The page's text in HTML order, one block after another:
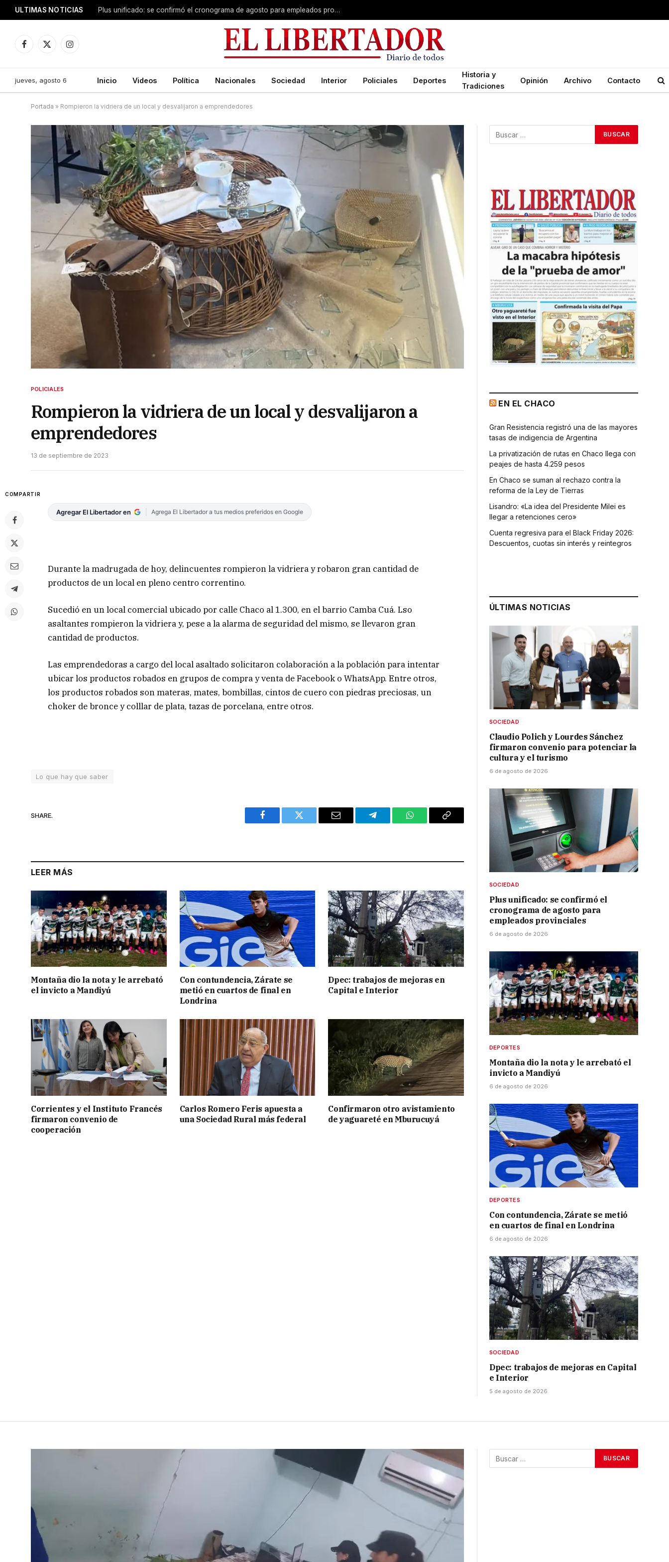
ULTIMAS NOTICIAS Montaña dio la nota y le arrebató el invicto a Mandiyú
Facebook
X
Instagram
jueves, agosto 6 Inicio Videos Política Nacionales Sociedad Interior Policiales Deportes
Historia y
Tradiciones
Opinión Archivo Contacto
Portada » Rompieron la vidriera de un local y desvalijaron a emprendedores
POLICIALES
Rompieron la vidriera de un local y desvalijaron a
emprendedores
13 de septiembre de 2023
COMPARTIR
Agregar El Libertador en Agrega El Libertador a tus medios preferidos en Google
Durante la madrugada de hoy, delincuentes rompieron la vidriera y robaron gran cantidad de
productos de un local en pleno centro correntino.
Sucedió en un local comercial ubicado por calle Chaco al 1.300, en el barrio Camba Cuá. Lso
asaltantes rompieron la vidriera y, pese a la alarma de seguridad del mismo, se llevaron gran
cantidad de productos.
Las emprendedoras a cargo del local asaltado solicitaron colaboración a la población para intentar
ubicar los productos robados en grupos de compra y venta de Facebook o WhatsApp. Entre otros,
los productos robados son materas, mates, bombillas, cintos de cuero con piedras preciosas, un
choker de bronce y colllar de plata, tazas de porcelana, entre otros.
Lo que hay que saber
SHARE.
Facebook Twitter Email Telegram WhatsAppCopy
LEER MÁS
Montaña dio la nota y le arrebató
el invicto a Mandiyú
Con contundencia, Zárate se
metió en cuartos de final en
Londrina
Dpec: trabajos de mejoras en
Capital e Interior
Corrientes y el Instituto Francés
firmaron convenio de
cooperación
Carlos Romero Feris apuesta a
una Sociedad Rural más federal
Confirmaron otro avistamiento
de yaguareté en Mburucuyá
EN EL CHACO
Gran Resistencia registró una de las mayores
tasas de indigencia de Argentina
La privatización de rutas en Chaco llega con
peajes de hasta 4.259 pesos
En Chaco se suman al rechazo contra la
reforma de la Ley de Tierras
Lisandro: «La idea del Presidente Milei es
llegar a retenciones cero»
Cuenta regresiva para el Black Friday 2026:
Descuentos, cuotas sin interés y reintegros
ÚLTIMAS NOTICIAS
SOCIEDAD
Claudio Polich y Lourdes Sánchez
firmaron convenio para potenciar la
cultura y el turismo
6 de agosto de 2026
SOCIEDAD
Plus unificado: se confirmó el
cronograma de agosto para
empleados provinciales
6 de agosto de 2026
DEPORTES
Montaña dio la nota y le arrebató el
invicto a Mandiyú
6 de agosto de 2026
DEPORTES
Con contundencia, Zárate se metió
en cuartos de final en Londrina
6 de agosto de 2026
SOCIEDAD
Dpec: trabajos de mejoras en Capital
e Interior
5 de agosto de 2026